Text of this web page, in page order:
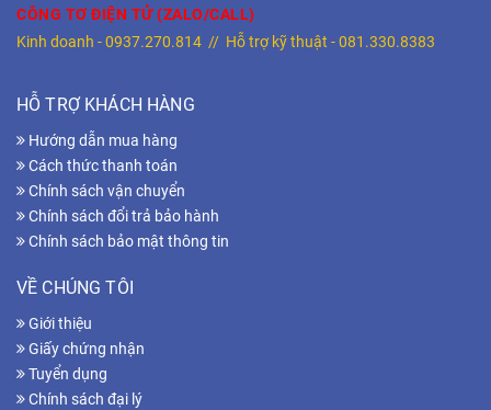
CÔNG TƠ ĐIỆN TỬ (ZALO/CALL)
Kinh doanh -0937.270.814 // Hỗ trợ kỹ thuật -081.330.8383
HỖ TRỢ KHÁCH HÀNG
Hướng dẫn mua hàng
Cách thức thanh toán
Chính sách vận chuyển
Chính sách đổi trả bảo hành
Chính sách bảo mật thông tin
VỀ CHÚNG TÔI
Giới thiệu
Giấy chứng nhận
Tuyển dụng
Chính sách đại lý